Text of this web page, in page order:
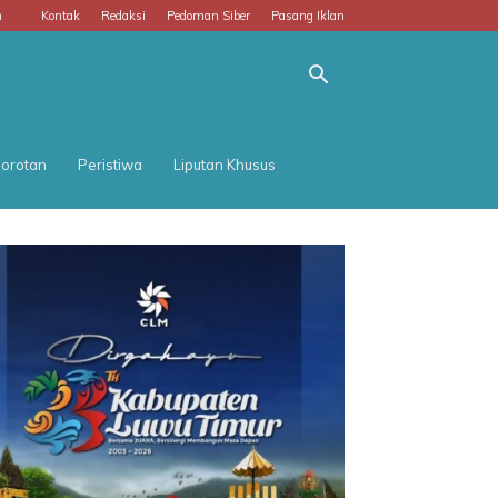
Kontak Redaksi Pedoman Siber Pasang Iklan
Peristiwa Liputan Khusus